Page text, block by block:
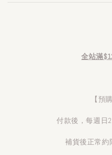
全站滿
【預
付款後，每週日
補貨後正常約